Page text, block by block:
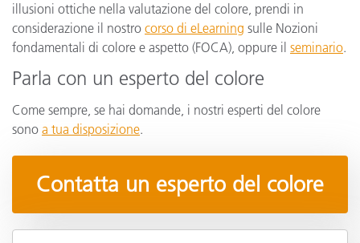
illusioni ottiche nella valutazione del colore, prendi in
considerazione il nostro corso di eLearning sulle Nozioni
fondamentali di colore e aspetto (FOCA), oppure il seminario.
Parla con un esperto del colore
Come sempre, se hai domande, i nostri esperti del colore
sono a tua disposizione.
Contatta un esperto del colore